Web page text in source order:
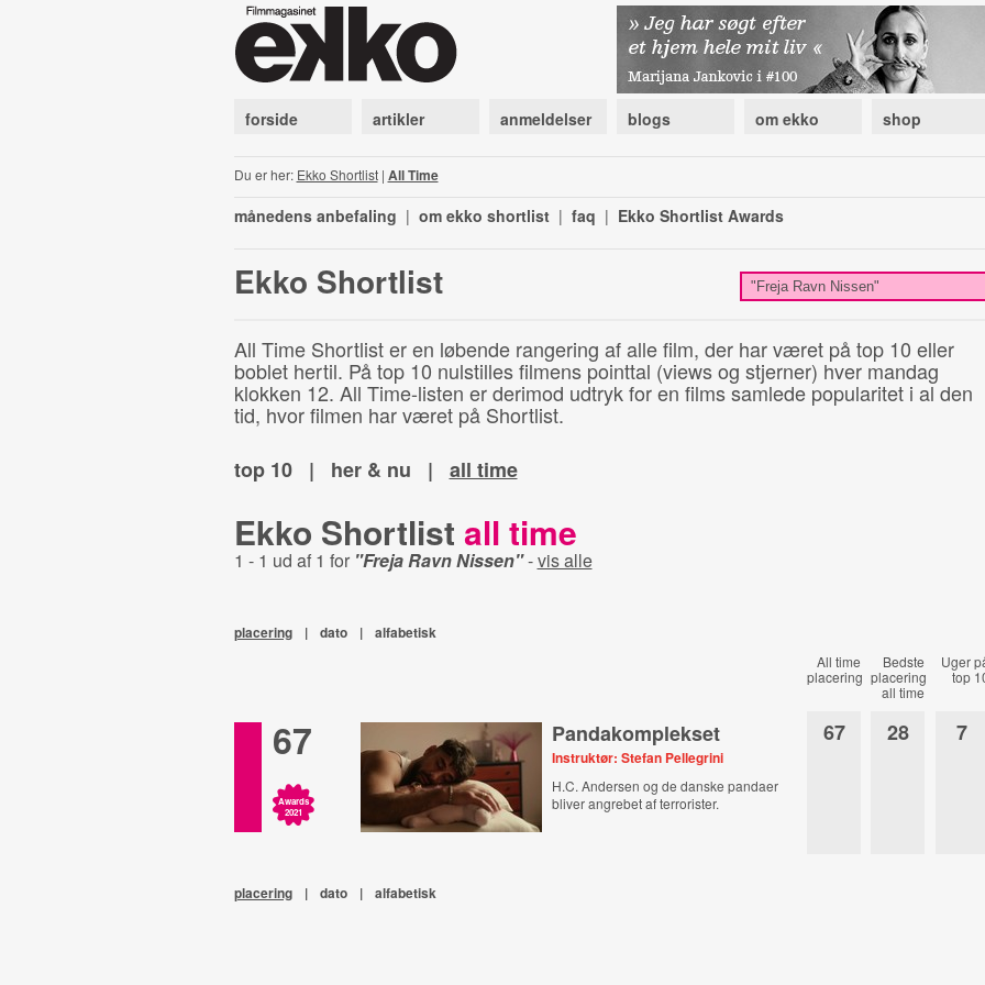
forside artikler anmeldelser blogs om ekko shop
Du er her: Ekko Shortlist| All Time
månedens anbefaling | om ekko shortlist | faq | Ekko Shortlist Awards
Ekko Shortlist
All Time Shortlist er en løbende rangering af alle film, der har været på top 10 eller
boblet hertil. På top 10 nulstilles filmens pointtal (views og stjerner) hver mandag
klokken 12. All Time-listen er derimod udtryk for en films samlede popularitet i al den
tid, hvor filmen har været på Shortlist.
top 10
| her & nu | all time
Ekko Shortlist all time
1 - 1 ud af 1 for "Freja Ravn Nissen"-vis alle
placering | dato | alfabetisk
All time
placering
Bedste
placering
all time
Uger
top
67
Awards
2021
Pandakomplekset
Instruktør: Stefan Pellegrini
H.C. Andersen og de danske pandaer
bliver angrebet af terrorister.
67 28 7
placering | dato | alfabetisk